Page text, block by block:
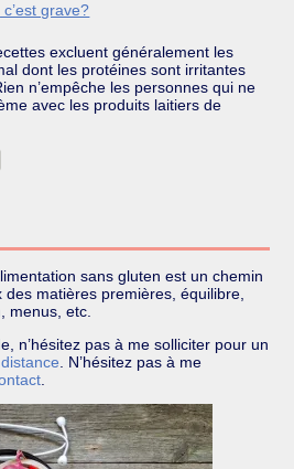
grave?
excluent généralement les
dont les protéines sont irritantes
n’empêche les personnes qui ne
avec les produits laitiers de
sans gluten est un chemin
des matières premières, équilibre,
menus, etc.
n’hésitez pas à me solliciter pour un
. N’hésitez pas à me